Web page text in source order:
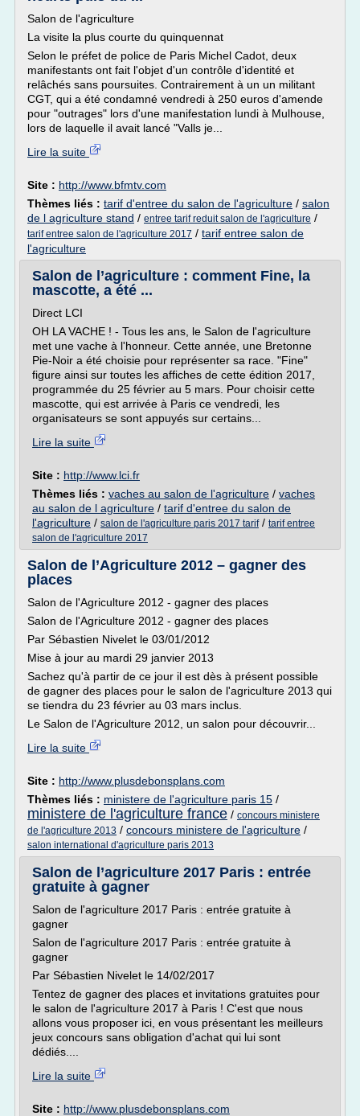
Salon de l'agriculture
La visite la plus courte du quinquennat
Selon le préfet de police de Paris Michel Cadot, deux
manifestants ont fait l'objet d'un contrôle d'identité et
relâchés sans poursuites. Contrairement à un un militant
CGT, qui a été condamné vendredi à 250 euros d'amende
pour "outrages" lors d'une manifestation lundi à Mulhouse,
lors de laquelle il avait lancé "Valls je...
Lire la suite
Site : http://www.bfmtv.com
Thèmes liés : tarif d'entree du salon de l'agriculture / salon
de l agriculture stand / entree tarif reduit salon de l'agriculture /
tarif entree salon de l'agriculture 2017 / tarif entree salon de
l'agriculture
Salon de l’agriculture : comment Fine, la
mascotte, a été ...
Direct LCI
OH LA VACHE ! - Tous les ans, le Salon de l'agriculture
met une vache à l'honneur. Cette année, une Bretonne
Pie-Noir a été choisie pour représenter sa race. "Fine"
figure ainsi sur toutes les affiches de cette édition 2017,
programmée du 25 février au 5 mars. Pour choisir cette
mascotte, qui est arrivée à Paris ce vendredi, les
organisateurs se sont appuyés sur certains...
Lire la suite
Site : http://www.lci.fr
Thèmes liés : vaches au salon de l'agriculture / vaches
au salon de l agriculture / tarif d'entree du salon de
l'agriculture / salon de l'agriculture paris 2017 tarif/ tarif entree
salon de l'agriculture 2017
Salon de l’Agriculture 2012 – gagner des
places
Salon de l'Agriculture 2012 - gagner des places
Salon de l'Agriculture 2012 - gagner des places
Par Sébastien Nivelet le 03/01/2012
Mise à jour au mardi 29 janvier 2013
Sachez qu'à partir de ce jour il est dès à présent possible
de gagner des places pour le salon de l'agriculture 2013 qui
se tiendra du 23 février au 03 mars inclus.
Le Salon de l'Agriculture 2012, un salon pour découvrir...
Lire la suite
Site : http://www.plusdebonsplans.com
Thèmes liés : ministere de l'agriculture paris 15 /
ministere de l'agriculture france / concours ministere
de l'agriculture 2013 / concours ministere de l'agriculture /
salon international d'agriculture paris 2013
Salon de l’agriculture 2017 Paris : entrée
gratuite à gagner
Salon de l'agriculture 2017 Paris : entrée gratuite à
gagner
Salon de l'agriculture 2017 Paris : entrée gratuite à
gagner
Par Sébastien Nivelet le 14/02/2017
Tentez de gagner des places et invitations gratuites pour
le salon de l'agriculture 2017 à Paris ! C'est que nous
allons vous proposer ici, en vous présentant les meilleurs
jeux concours sans obligation d'achat qui lui sont
dédiés....
Lire la suite
Site : http://www.plusdebonsplans.com